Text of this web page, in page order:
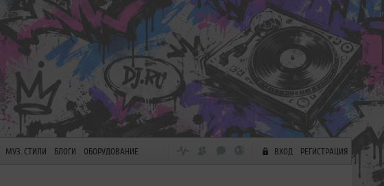
МУЗ. СТИЛИ БЛОГИ ОБОРУДОВАНИЕ ВХОД РЕГИСТРАЦИЯ